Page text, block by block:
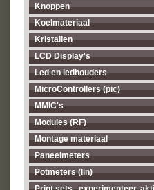
Knoppen
Koelmateriaal
Kristallen
LCD Display's
Led en ledhouders
MicroControllers (pic)
MMIC's
Modules (RF)
Montage materiaal
Paneelmeters
Potmeters (lin)